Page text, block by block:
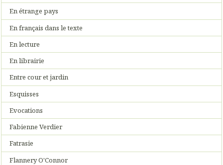
En étrange pays
En français dans le texte
En lecture
En librairie
Entre cour et jardin
Esquisses
Evocations
Fabienne Verdier
Fatrasie
Flannery O'Connor